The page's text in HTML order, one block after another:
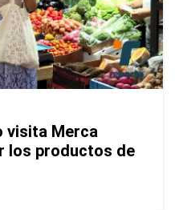
visita Merca
los productos de